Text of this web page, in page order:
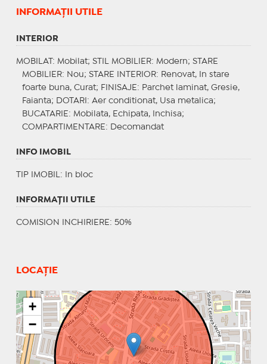
INFORMAŢII UTILE
INTERIOR
MOBILAT : Mobilat; STIL MOBILIER: Modern; STARE
MOBILIER: Nou; STARE INTERIOR: Renovat, In stare
foarte buna, Curat; FINISAJE : Parchet laminat, Gresie,
Faianta;
DOTARI : Aer conditionat, Usa metalica;
BUCATARIE : Mobilata, Echipata, Inchisa;
COMPARTIMENTARE : Decomandat
INFO IMOBIL
TIP IMOBIL : In bloc
INFORMAŢII UTILE
COMISION INCHIRIERE: 50%
LOCAȚIE
+
−